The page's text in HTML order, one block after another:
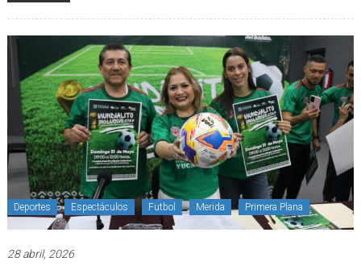
Deportes Espectáculos Futbol Merida Primera Plana
28 abril, 2026